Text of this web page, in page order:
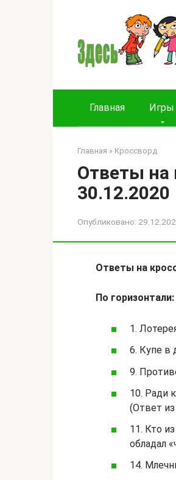
Главная Игры
Главная » Кроссворд
Ответы на
30.12.2020
Опубликовано:
Ответы на
По горизонтали:
1.
6. Купе в
9.
10. Ради
(Ответ из
11. Кто
обладал
14.